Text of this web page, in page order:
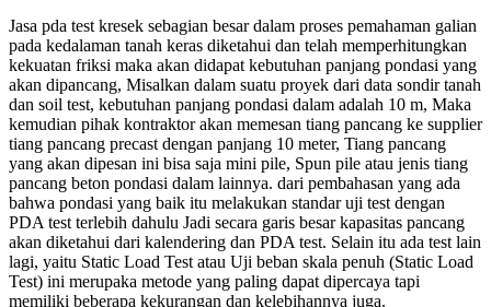
Jasa pda test kresek sebagian besar dalam proses pemahaman galian
pada kedalaman tanah keras diketahui dan telah memperhitungkan
kekuatan friksi maka akan didapat kebutuhan panjang pondasi yang
akan dipancang, Misalkan dalam suatu proyek dari data sondir tanah
dan soil test, kebutuhan panjang pondasi dalam adalah 10 m, Maka
kemudian pihak kontraktor akan memesan tiang pancang ke supplier
tiang pancang precast dengan panjang 10 meter, Tiang pancang
yang akan dipesan ini bisa saja mini pile, Spun pile atau jenis tiang
pancang beton pondasi dalam lainnya. dari pembahasan yang ada
bahwa pondasi yang baik itu melakukan standar uji test dengan
PDA test terlebih dahulu Jadi secara garis besar kapasitas pancang
akan diketahui dari kalendering dan PDA test. Selain itu ada test lain
lagi, yaitu Static Load Test atau Uji beban skala penuh (Static Load
Test) ini merupaka metode yang paling dapat dipercaya tapi
memiliki beberapa kekurangan dan kelebihannya juga.